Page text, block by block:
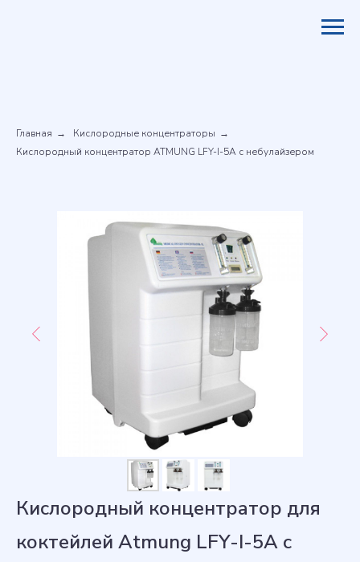
Главная → Кислородные концентраторы →
Кислородный концентратор ATMUNG LFY-I-5A с небулайзером
Кислородный концентратор для
коктейлей Atmung LFY-I-5A с